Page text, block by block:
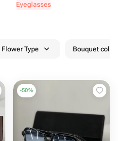
Eyeg​lasses
Flower Type Bouquet
-50%